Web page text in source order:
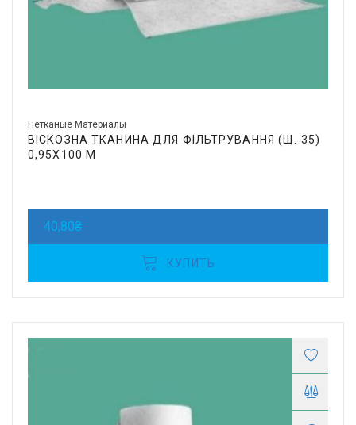
Нетканые Материалы
ВІСКОЗНА ТКАНИНА ДЛЯ ФІЛЬТРУВАННЯ (Щ. 35)
0,95Х100 М
40,80₴
КУПИТЬ